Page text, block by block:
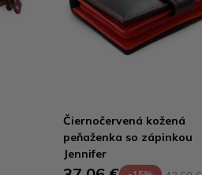
Čiernočervená kožená
peňaženka so zápinkou
Jennifer